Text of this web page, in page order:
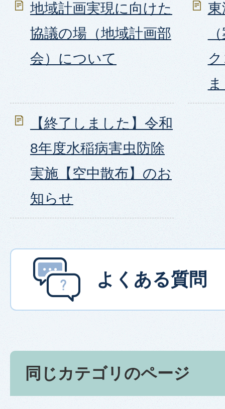
地域計画実現に向けた
協議の場（地域計画部
会）について
【終了しました】令和
8年度水稲病害虫防除
実施【空中散布】のお
知らせ
よくある質問
同じカテゴリのページ